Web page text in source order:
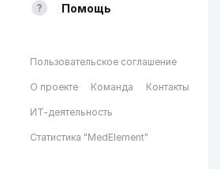
Помощь
Пользовательское соглашение
О проекте Команда Контакты
ИТ-деятельность
Статистика "MedElement"